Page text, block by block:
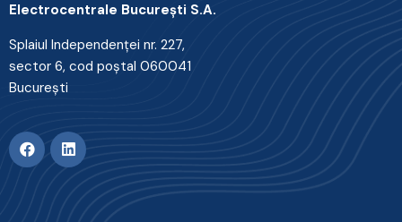
Electrocentrale Bucureşti S.A.
Splaiul Independenţei nr. 227,
sector 6, cod poştal 060041
Bucureşti